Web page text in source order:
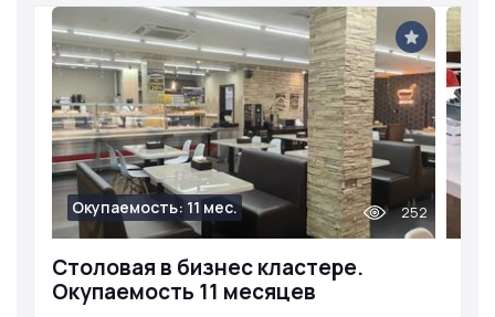
Столовая в бизнес кластере.
Окупаемость 11 месяцев
Окупаемость: 11 мес. 252